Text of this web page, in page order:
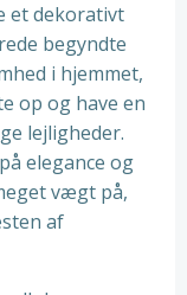
et dekorativt
begyndte
i hjemmet,
op og have en
lejligheder.
elegance og
vægt på,
af